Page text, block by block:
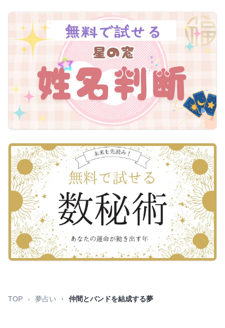
TOP 夢占い 仲間とバンドを結成する夢